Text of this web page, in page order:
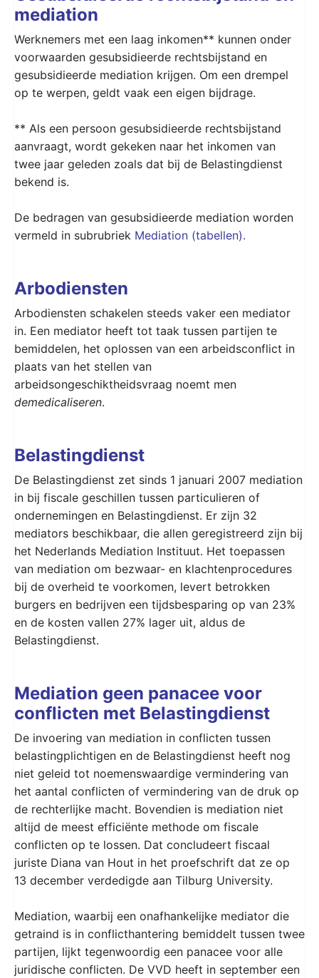
mediation
Werknemers met een laag inkomen** kunnen onder
voorwaarden gesubsidieerde rechtsbijstand en
gesubsidieerde mediation krijgen. Om een drempel
op te werpen, geldt vaak een eigen bijdrage.
** Als een persoon gesubsidieerde rechtsbijstand
aanvraagt, wordt gekeken naar het inkomen van
twee jaar geleden zoals dat bij de Belastingdienst
bekend is.
De bedragen van gesubsidieerde mediation worden
vermeld in subrubriek Mediation (tabellen).
Arbodiensten
Arbodiensten schakelen steeds vaker een mediator
in. Een mediator heeft tot taak tussen partijen te
bemiddelen, het oplossen van een arbeidsconflict in
plaats van het stellen van
arbeidsongeschiktheidsvraag noemt men
demedicaliseren.
Belastingdienst
De Belastingdienst zet sinds 1 januari 2007 mediation
in bij fiscale geschillen tussen particulieren of
ondernemingen en Belastingdienst. Er zijn 32
mediators beschikbaar, die allen geregistreerd zijn bij
het Nederlands Mediation Instituut. Het toepassen
van mediation om bezwaar- en klachtenprocedures
bij de overheid te voorkomen, levert betrokken
burgers en bedrijven een tijdsbesparing op van 23%
en de kosten vallen 27% lager uit, aldus de
Belastingdienst.
Mediation geen panacee voor
conflicten met Belastingdienst
De invoering van mediation in conflicten tussen
belastingplichtigen en de Belastingdienst heeft nog
niet geleid tot noemenswaardige vermindering van
het aantal conflicten of vermindering van de druk op
de rechterlijke macht. Bovendien is mediation niet
altijd de meest efficiënte methode om fiscale
conflicten op te lossen. Dat concludeert fiscaal
juriste Diana van Hout in het proefschrift dat ze op
13 december verdedigde aan Tilburg University.
Mediation, waarbij een onafhankelijke mediator die
getraind is in conflicthantering bemiddelt tussen twee
partijen, lijkt tegenwoordig een panacee voor alle
juridische conflicten. De VVD heeft in september een